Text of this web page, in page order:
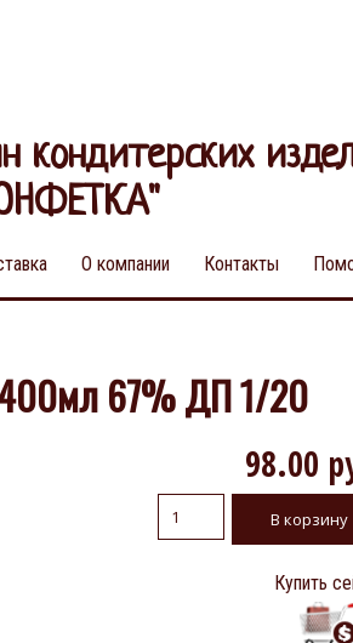
кондитерских
О компании Контакты
400мл 67% ДП 1/20
98.00
Купить